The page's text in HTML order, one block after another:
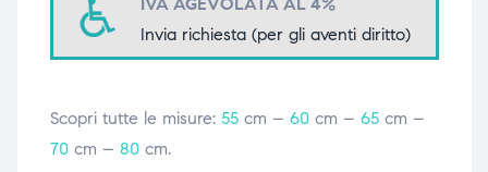
Invia richiesta (per gli aventi diritto)
Scopri tutte le misure: 55cm – 60cm – 65cm –
70cm – 80cm.